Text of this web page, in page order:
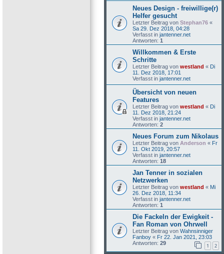
Neues Design - freiwillige(r)
Helfer gesucht
Letzter Beitrag von Stephan76 «
Sa 29. Dez 2018, 04:28
Verfasst in jantenner.net
Antworten: 1
Willkommen & Erste
Schritte
Letzter Beitrag von westland « Di
11. Dez 2018, 17:01
Verfasst in jantenner.net
Übersicht von neuen
Features
Letzter Beitrag von westland « Di
11. Dez 2018, 21:24
Verfasst in jantenner.net
Antworten: 2
Neues Forum zum Nikolaus
Letzter Beitrag von Anderson « Fr
11. Okt 2019, 20:57
Verfasst in jantenner.net
Antworten: 18
Jan Tenner in sozialen
Netzwerken
Letzter Beitrag von westland « Mi
26. Dez 2018, 11:34
Verfasst in jantenner.net
Antworten: 1
Die Fackeln der Ewigkeit -
Fan Roman von Ohrwell
Letzter Beitrag von Wahnsinniger
Fanboy « Fr 22. Jan 2021, 23:03
Antworten: 29 1 2